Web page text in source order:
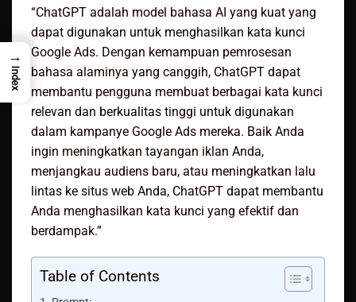
“ChatGPT adalah model bahasa AI yang kuat yang
dapat digunakan untuk menghasilkan kata kunci
Google Ads. Dengan kemampuan pemrosesan
bahasa alaminya yang canggih, ChatGPT dapat
membantu pengguna membuat berbagai kata kunci
relevan dan berkualitas tinggi untuk digunakan
dalam kampanye Google Ads mereka. Baik Anda
ingin meningkatkan tayangan iklan Anda,
menjangkau audiens baru, atau meningkatkan lalu
lintas ke situs web Anda, ChatGPT dapat membantu
Anda menghasilkan kata kunci yang efektif dan
berdampak.”
Table of Contents
→
Index